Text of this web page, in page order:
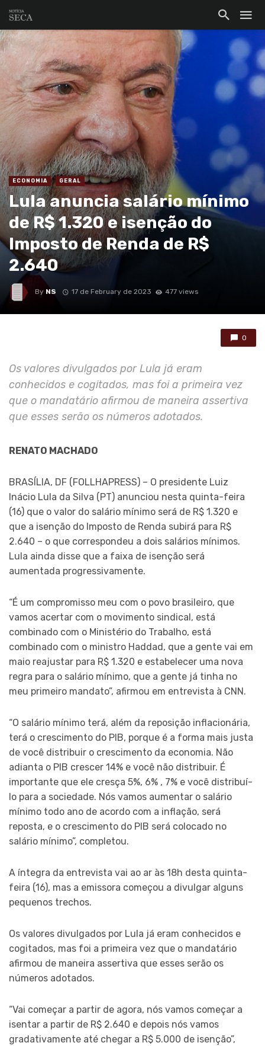
ECONOMIA GERAL
Lula anuncia salário mínimo
de R$ 1.320 e isenção do
Imposto de Renda de R$
2.640
By NS 17 de February de 2023 477 views
0
Os valores divulgados por Lula já eram
conhecidos e cogitados, mas foi a primeira vez
que o mandatário afirmou de maneira assertiva
que esses serão os números adotados.
RENATO MACHADO
BRASÍLIA, DF (FOLLHAPRESS) – O presidente Luiz
Inácio Lula da Silva (PT) anunciou nesta quinta-feira
(16) que o valor do salário mínimo será de R$ 1.320 e
que a isenção do Imposto de Renda subirá para R$
2.640 – o que correspondeu a dois salários mínimos.
Lula ainda disse que a faixa de isenção será
aumentada progressivamente.
“É um compromisso meu com o povo brasileiro, que
vamos acertar com o movimento sindical, está
combinado com o Ministério do Trabalho, está
combinado com o ministro Haddad, que a gente vai em
maio reajustar para R$ 1.320 e estabelecer uma nova
regra para o salário mínimo, que a gente já tinha no
meu primeiro mandato”, afirmou em entrevista à CNN.
“O salário mínimo terá, além da reposição inflacionária,
terá o crescimento do PIB, porque é a forma mais justa
de você distribuir o crescimento da economia. Não
adianta o PIB crescer 14% e você não distribuir. É
importante que ele cresça 5%, 6% , 7% e você distribuí-
lo para a sociedade. Nós vamos aumentar o salário
mínimo todo ano de acordo com a inflação, será
reposta, e o crescimento do PIB será colocado no
salário mínimo”, completou.
A íntegra da entrevista vai ao ar às 18h desta quinta-
feira (16), mas a emissora começou a divulgar alguns
pequenos trechos.
Os valores divulgados por Lula já eram conhecidos e
cogitados, mas foi a primeira vez que o mandatário
afirmou de maneira assertiva que esses serão os
números adotados.
“Vai começar a partir de agora, nós vamos começar a
isentar a partir de R$ 2.640 e depois nós vamos
gradativamente até chegar a R$ 5.000 de isenção”,